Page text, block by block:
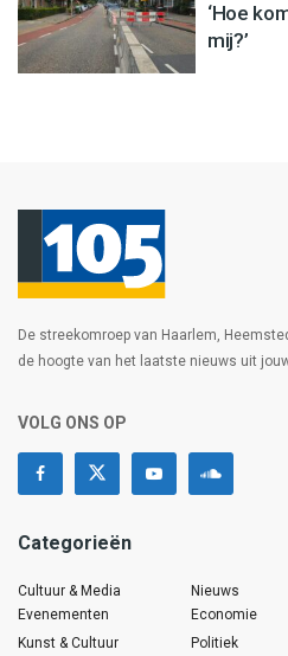
‘Hoe
mij?’
De streekomroep van Haarlem,
de hoogte van het laatste nieuws uit
VOLG ONS OP
Categorieën
Cultuur & Media
Evenementen
Kunst & Cultuur
Nieuws
Economie
Politiek